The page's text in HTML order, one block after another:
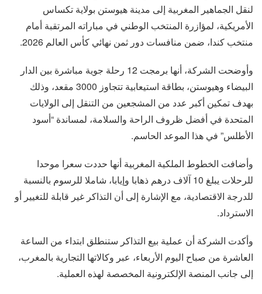
لنقل الجماهير المغربية إلى مدينة هيوستن بولاية تكساس
الأمريكية، لمؤازرة المنتخب الوطني في مباراته المرتقبة أمام
منتخب كندا، ضمن منافسات دور ثمن نهائي كأس العالم 2026.
وأوضحت الشركة، أنها برمجت 12 رحلة جوية مباشرة بين الدار
البيضاء وهيوستن، بطاقة استيعابية تتجاوز 3000 مقعد، وذلك
بهدف تمكين أكبر عدد من المشجعين من التنقل إلى الولايات
المتحدة في أفضل ظروف الراحة والسلامة، لمساندة “أسود
الأطلس” في هذا الموعد الحاسم.
وأضافت الخطوط الملكية المغربية أنها حددت سعرا موحدا
للرحلات يبلغ 10 آلاف درهم ذهابا وإيابا، شاملا للرسوم بالنسبة
للدرجة الاقتصادية، مع الإشارة إلى أن التذاكر غير قابلة للتغيير أو
الاسترداد.
وأكدت الشركة أن عملية بيع التذاكر ستنطلق ابتداء من الساعة
العاشرة من صباح اليوم الأربعاء، عبر وكالاتها التجارية بالمغرب،
إلى جانب المنصة الإلكترونية المخصصة لهذه العملية.